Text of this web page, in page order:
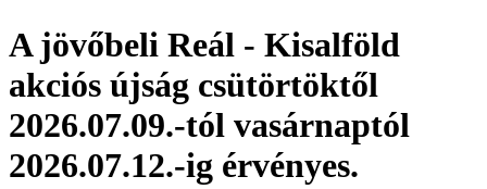
A jövőbeli Reál - Kisalföld
akciós újság csütörtöktől
2026.07.09.-tól vasárnaptól
2026.07.12.-ig érvényes.